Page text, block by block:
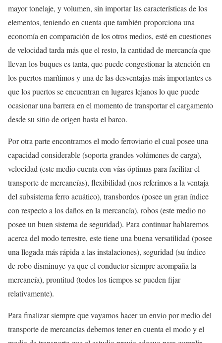
mayor tonelaje, y volumen, sin importar las características de los
elementos, teniendo en cuenta que también proporciona una
economía en comparación de los otros medios, esté en cuestiones
de velocidad tarda más que el resto, la cantidad de mercancía que
llevan los buques es tanta, que puede congestionar la atención en
los puertos marítimos y una de las desventajas más importantes es
que los puertos se encuentran en lugares lejanos lo que puede
ocasionar una barrera en el momento de transportar el cargamento
desde su sitio de origen hasta el barco.
Por otra parte encontramos el modo ferroviario el cual posee una
capacidad considerable (soporta grandes volúmenes de carga),
velocidad (este medio cuenta con vías óptimas para facilitar el
transporte de mercancías), flexibilidad (nos referimos a la ventaja
del subsistema ferro acuático), transbordos (posee un gran índice
con respecto a los daños en la mercancía), robos (este medio no
posee un buen sistema de seguridad). Para continuar hablaremos
acerca del modo terrestre, este tiene una buena versatilidad (posee
una llegada más rápida a las instalaciones), seguridad (su índice
de robo disminuye ya que el conductor siempre acompaña la
mercancía), prontitud (todos los tiempos se pueden fijar
relativamente).
Para finalizar siempre que vayamos hacer un envio por medio del
transporte de mercancías debemos tener en cuenta el modo y el